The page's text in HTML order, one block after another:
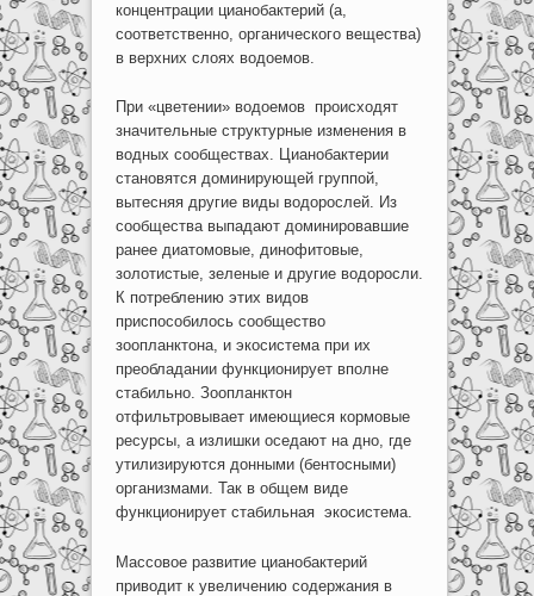
концентрации цианобактерий (а,
соответственно, органического вещества)
в верхних слоях водоемов.
При «цветении» водоемов происходят
значительные структурные изменения в
водных сообществах. Цианобактерии
становятся доминирующей группой,
вытесняя другие виды водорослей. Из
сообщества выпадают доминировавшие
ранее диатомовые, динофитовые,
золотистые, зеленые и другие водоросли.
К потреблению этих видов
приспособилось сообщество
зоопланктона, и экосистема при их
преобладании функционирует вполне
стабильно. Зоопланктон
отфильтровывает имеющиеся кормовые
ресурсы, а излишки оседают на дно, где
утилизируются донными (бентосными)
организмами. Так в общем виде
функционирует стабильная экосистема.
Массовое развитие цианобактерий
приводит к увеличению содержания в